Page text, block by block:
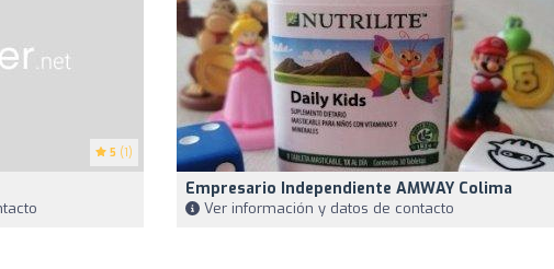
5 (1)
Empresario Independiente AMWAY Colima
Ver información y datos de contacto